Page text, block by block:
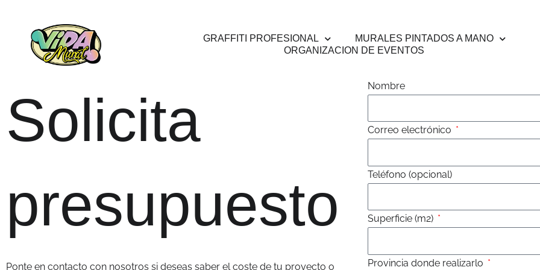
contenido
GRAFFITI PROFESIONAL
MURALES PINTADOS A MANO
ORGANIZACION DE EVENTOS
Solicita
presupuesto
Ponte en contacto con nosotros si deseas saber el coste de tu proyecto o
Nombre
Correo electrónico
Teléfono (opcional)
Superficie (m2)
Provincia donde realizarlo